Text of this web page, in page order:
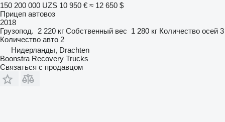
150 200 000 UZS 10 950 € ≈ 12 650 $
Прицеп автовоз
2018
Грузопод. 2 220 кг Собственный вес 1 280 кг Количество осей 3
Количество авто 2
Нидерланды, Drachten
Boonstra Recovery Trucks
Связаться с продавцом